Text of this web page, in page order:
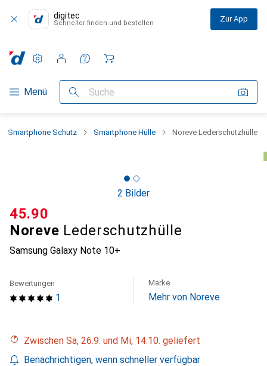
digitec
Schneller finden und bestellen Zur App
Navigation nach Kategorien
Menü Suche
Einstellungen
Kundenkonto
Vergleichslisten
Merklisten
Warenkorb
Smartphone Schutz Smartphone Hülle Noreve Lederschutzhülle
2 Bilder
Noreve Lederschutzhülle
Samsung Galaxy Note 10+
CHF
45.90
1
Bewertungen Marke
Mehr von Noreve
Zwischen Sa, 26.9. und Mi, 14.10. geliefert
Benachrichtigen, wenn schneller verfügbar